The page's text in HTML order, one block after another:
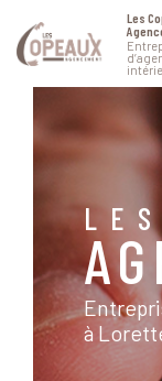
contenu
Les
Entreprise
à